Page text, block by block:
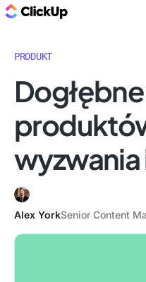
PRODUKT
wyzwania
Alex YorkSenior Content